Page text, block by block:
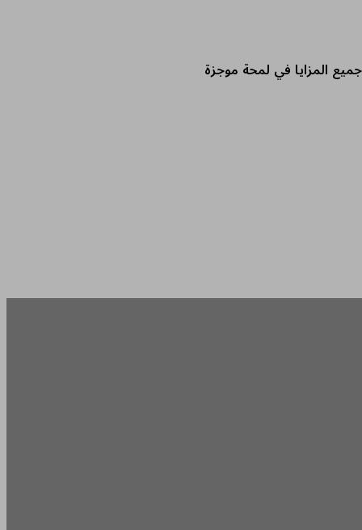
جميع المزايا في لمحة موجزة